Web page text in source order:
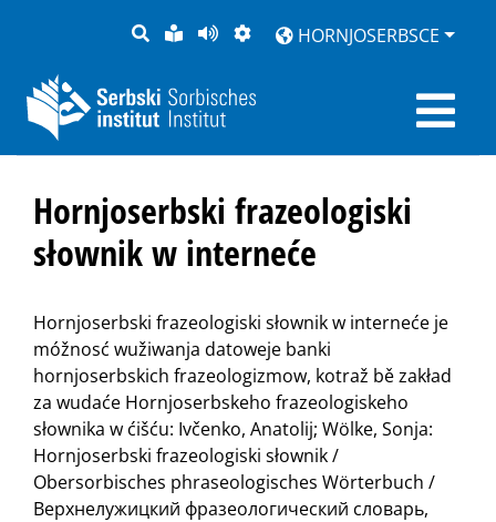
PYTANJE
LOCHKA
RĚČ
STRONU
PŘEDČITAĆ
ZWOBRAZNJENJE
HORNJOSERBSCE
Hornjoserbski frazeologiski
słownik w interneće
Hornjoserbski frazeologiski słownik w interneće je
móžnosć wužiwanja datoweje banki
hornjoserbskich frazeologizmow, kotraž bě zakład
za wudaće Hornjoserbskeho frazeologiskeho
słownika w ćišću: Ivčenko, Anatolij; Wölke, Sonja:
Hornjoserbski frazeologiski słownik /
Obersorbisches phraseologisches Wörterbuch /
Верхнелужицкий фразеологический словарь,